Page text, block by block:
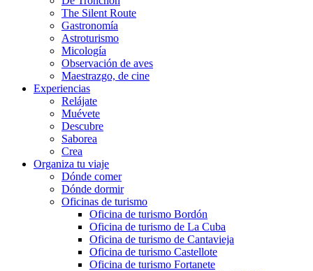
The Silent Route
Gastronomía
Astroturismo
Micología
Observación de aves
Maestrazgo, de cine
Experiencias
Relájate
Muévete
Descubre
Saborea
Crea
Organiza tu viaje
Dónde comer
Dónde dormir
Oficinas de turismo
Oficina de turismo Bordón
Oficina de turismo de La Cuba
Oficina de turismo de Cantavieja
Oficina de turismo Castellote
Oficina de turismo Fortanete